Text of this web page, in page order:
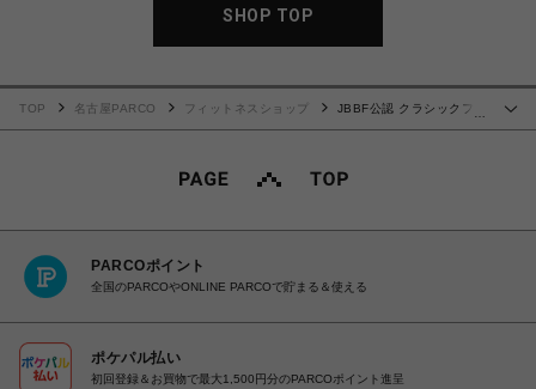
SHOP TOP
TOP 名古屋PARCO フィットネスショップ
JBBF公認 クラシックフィ
PARCOポイント
全国のPARCOやONLINE PARCOで貯まる＆使える
ポケパル払い
初回登録＆お買物で最大1,500円分のPARCOポイント進呈